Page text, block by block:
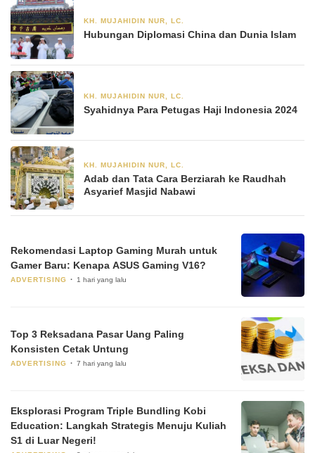
KH. MUJAHIDIN NUR, LC.
Hubungan Diplomasi China dan Dunia Islam
KH. MUJAHIDIN NUR, LC.
Syahidnya Para Petugas Haji Indonesia 2024
KH. MUJAHIDIN NUR, LC.
Adab dan Tata Cara Berziarah ke Raudhah
Asyarief Masjid Nabawi
Rekomendasi Laptop Gaming Murah untuk
Gamer Baru: Kenapa ASUS Gaming V16?
ADVERTISING 1 hari yang lalu
Top 3 Reksadana Pasar Uang Paling
Konsisten Cetak Untung
ADVERTISING 7 hari yang lalu
Eksplorasi Program Triple Bundling Kobi
Education: Langkah Strategis Menuju Kuliah
S1 di Luar Negeri!